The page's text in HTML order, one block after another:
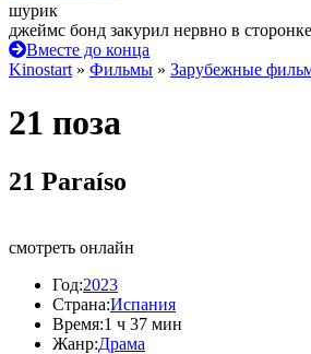
шурик
джеймс бонд закурил нервно в
Вместе до конца
Kinostart » Фильмы » Зарубежные
21 поза
21 Paraíso
смотреть онлайн
Год:2023
Страна:Испания
Время:1 ч 37 мин
Жанр:Драма